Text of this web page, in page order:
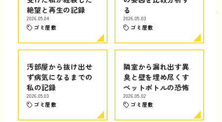
絶望と再生の記録
2026.05.04
ゴミ屋敷
る
2026.05.03
ゴミ屋敷
汚部屋から抜け出せ
ず病気になるまでの
私の記録
2026.05.03
ゴミ屋敷
隣室から漏れ出す異
臭と壁を埋め尽くす
ペットボトルの恐怖
2026.05.02
ゴミ屋敷